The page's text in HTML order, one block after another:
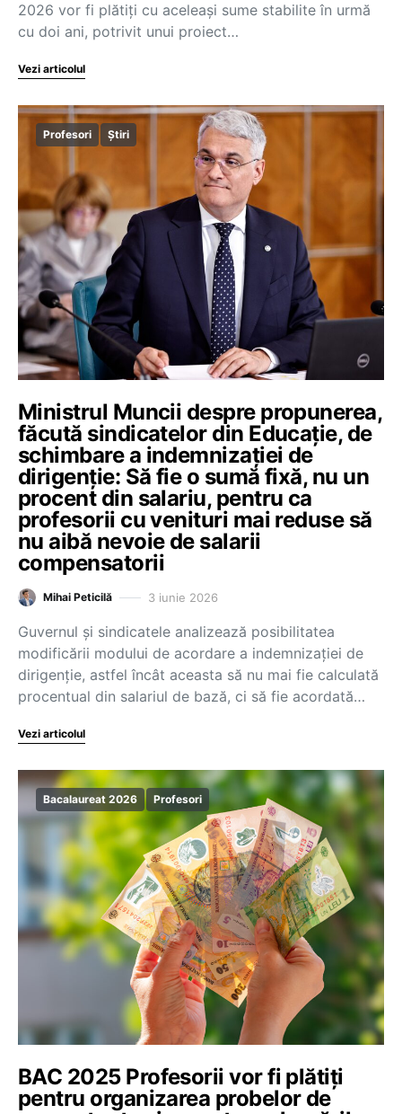
2026 vor fi plătiți cu aceleași sume stabilite în urmă
cu doi ani, potrivit unui proiect…
Vezi articolul
Profesori Știri
Ministrul Muncii despre propunerea,
făcută sindicatelor din Educație, de
schimbare a indemnizației de
dirigenție: Să fie o sumă fixă, nu un
procent din salariu, pentru ca
profesorii cu venituri mai reduse să
nu aibă nevoie de salarii
compensatorii
Mihai Peticilă 3 iunie 2026
Guvernul și sindicatele analizează posibilitatea
modificării modului de acordare a indemnizației de
dirigenție, astfel încât aceasta să nu mai fie calculată
procentual din salariul de bază, ci să fie acordată…
Vezi articolul
Bacalaureat 2026 Profesori
BAC 2025 Profesorii vor fi plătiți
pentru organizarea probelor de